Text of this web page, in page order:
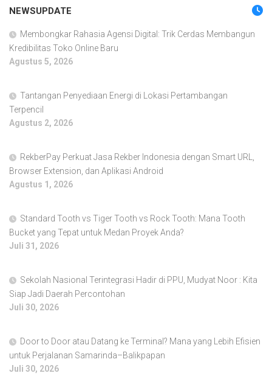
NEWSUPDATE
Membongkar Rahasia Agensi Digital: Trik Cerdas Membangun
Kredibilitas Toko Online Baru
Agustus 5, 2026
Tantangan Penyediaan Energi di Lokasi Pertambangan
Terpencil
Agustus 2, 2026
RekberPay Perkuat Jasa Rekber Indonesia dengan Smart URL,
Browser Extension, dan Aplikasi Android
Agustus 1, 2026
Standard Tooth vs Tiger Tooth vs Rock Tooth: Mana Tooth
Bucket yang Tepat untuk Medan Proyek Anda?
Juli 31, 2026
Sekolah Nasional Terintegrasi Hadir di PPU, Mudyat Noor : Kita
Siap Jadi Daerah Percontohan
Juli 30, 2026
Door to Door atau Datang ke Terminal? Mana yang Lebih Efisien
untuk Perjalanan Samarinda–Balikpapan
Juli 30, 2026